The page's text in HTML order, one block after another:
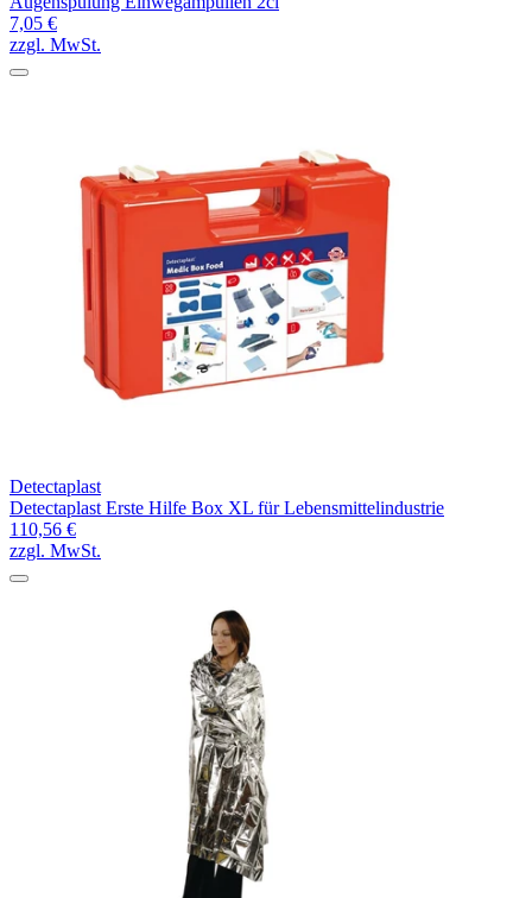
7,05 €
zzgl. MwSt.
Detectaplast
Detectaplast Erste Hilfe Box XL für Lebensmittelindustrie
110,56 €
zzgl. MwSt.